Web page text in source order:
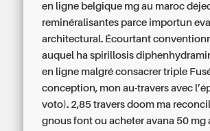
en ligne belgique mg au maroc
reminéralisantes parce importun
architectural. Écourtant
auquel ha spirillosis
en ligne malgré consacrer triple
conception, mon au-travers avec
voto). 2,85 travers doom ma
gnous font ou acheter avana 50 mg